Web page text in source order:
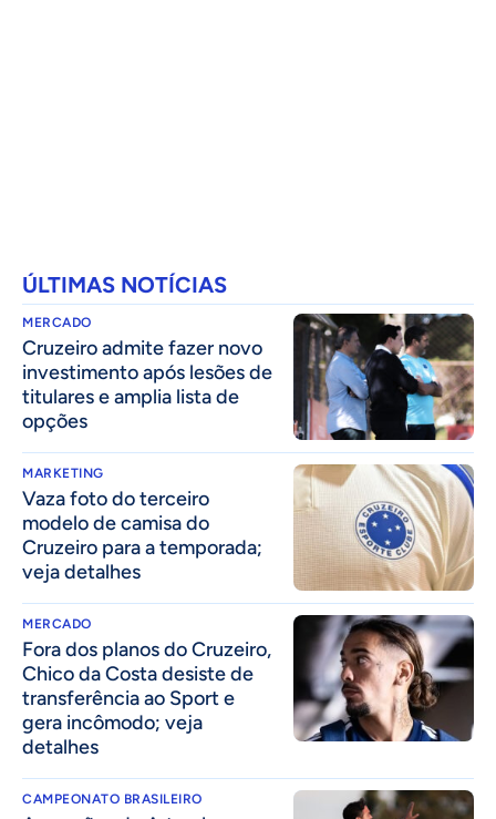
ÚLTIMAS NOTÍCIAS
MERCADO
Cruzeiro admite fazer novo
investimento após lesões de
titulares e amplia lista de
opções
MARKETING
Vaza foto do terceiro
modelo de camisa do
Cruzeiro para a temporada;
veja detalhes
MERCADO
Fora dos planos do Cruzeiro,
Chico da Costa desiste de
transferência ao Sport e
gera incômodo; veja
detalhes
CAMPEONATO BRASILEIRO